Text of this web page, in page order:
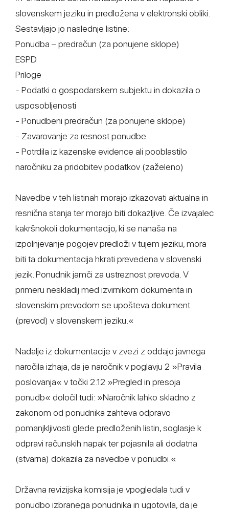
slovenskem jeziku in predložena v elektronski obliki.
Sestavljajo jo naslednje listine:
Ponudba – predračun (za ponujene sklope)
ESPD
Priloge
- Podatki o gospodarskem subjektu in dokazila o
usposobljenosti
- Ponudbeni predračun (za ponujene sklope)
- Zavarovanje za resnost ponudbe
- Potrdila iz kazenske evidence ali pooblastilo
naročniku za pridobitev podatkov (zaželeno)
Navedbe v teh listinah morajo izkazovati aktualna in
resnična stanja ter morajo biti dokazljive. Če izvajalec
kakršnokoli dokumentacijo, ki se nanaša na
izpolnjevanje pogojev predloži v tujem jeziku, mora
biti ta dokumentacija hkrati prevedena v slovenski
jezik. Ponudnik jamči za ustreznost prevoda. V
primeru neskladij med izvirnikom dokumenta in
slovenskim prevodom se upošteva dokument
(prevod) v slovenskem jeziku.«
Nadalje iz dokumentacije v zvezi z oddajo javnega
naročila izhaja, da je naročnik v poglavju 2 »Pravila
poslovanja« v točki 2.12 »Pregled in presoja
ponudb« določil tudi: »Naročnik lahko skladno z
zakonom od ponudnika zahteva odpravo
pomanjkljivosti glede predloženih listin, soglasje k
odpravi računskih napak ter pojasnila ali dodatna
(stvarna) dokazila za navedbe v ponudbi.«
Državna revizijska komisija je vpogledala tudi v
ponudbo izbranega ponudnika in ugotovila, da je